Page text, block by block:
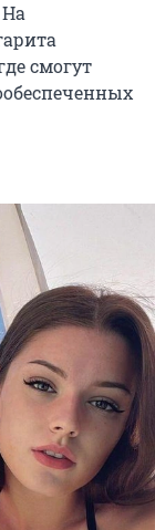
На
смогут